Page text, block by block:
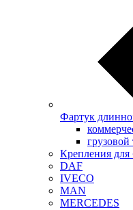
Фартук
грузовой
Крепления для
DAF
IVECO
MAN
MERCEDES